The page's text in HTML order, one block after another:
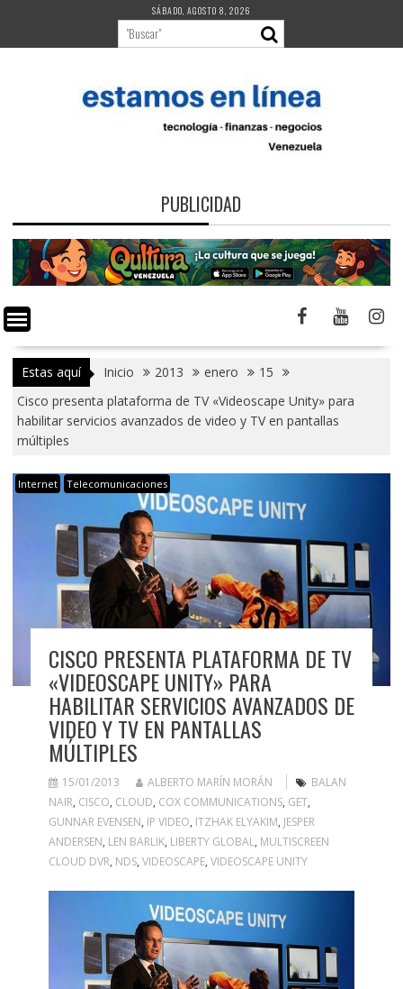
contenido
SÁBADO, AGOSTO 8, 2026
PUBLICIDAD
Estas aquí Inicio 2013 enero
15
Cisco presenta plataforma de TV «Videoscape Unity» para
habilitar servicios avanzados de video y TV en pantallas
múltiples
Internet Telecomunicaciones
CISCO PRESENTA PLATAFORMA DE TV
«VIDEOSCAPE UNITY» PARA
HABILITAR SERVICIOS AVANZADOS DE
VIDEO Y TV EN PANTALLAS
MÚLTIPLES
15/01/2013 ALBERTO MARÍN MORÁN
BALAN
NAIR, CISCO, CLOUD, COX COMMUNICATIONS, GET,
GUNNAR EVENSEN, IP VIDEO, ITZHAK ELYAKIM, JESPER
ANDERSEN, LEN BARLIK, LIBERTY GLOBAL, MULTISCREEN
CLOUD DVR, NDS, VIDEOSCAPE, VIDEOSCAPE UNITY